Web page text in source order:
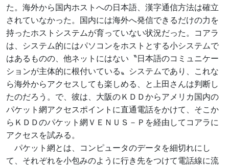
た。海外から国内ホストへの日本語、漢字通信方法は確立
されていなかった。国内には海外へ発信できるだけの力を
持ったホストシステムが育っていない状況だった。コアラ
は、システム的にはパソコンをホストとする小システムで
はあるものの、他ネットにはない〝日本語のコミュニケー
ションが主体的に根付いている〟システムであり、これな
ら海外からアクセスしても楽しめる、と上田さんは判断し
たのだろう。で、彼は、大阪のＫＤＤからアメリカ国内の
パケット網アクセスポイントに直通電話をかけて、そこか
らＫＤＤのパケット網ＶＥＮＵＳ－Ｐを経由してコアラに
アクセスを試みる。
パケット網とは、コンピュータのデータを細切れにし
て、それぞれを小包みのように行き先をつけて電話線に流